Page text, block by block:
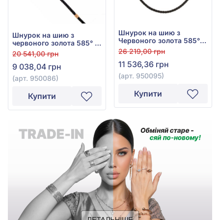
Шнурок на шию з
червоного золота 585° з
чорним текстилем, арт.
950086
20 541,00 грн
9 038,04 грн
(арт. 950086)
Купити
Шнурок на шию з
Червоного золота 585° з
Чорним Текстилем, арт.
950095
26 219,00 грн
11 536,36 грн
(арт. 950095)
Купити